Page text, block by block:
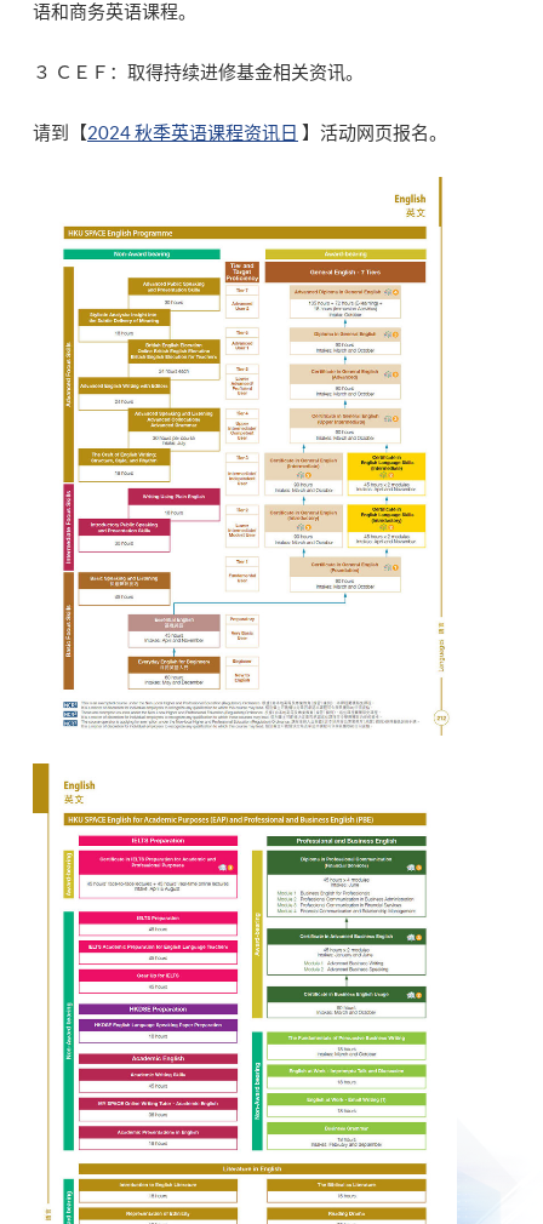
语和商务英语课程。
３ ＣＥＦ：取得持续进修基金相关资讯。
请到【2024 秋季英语课程资讯日 】活动网页报名。